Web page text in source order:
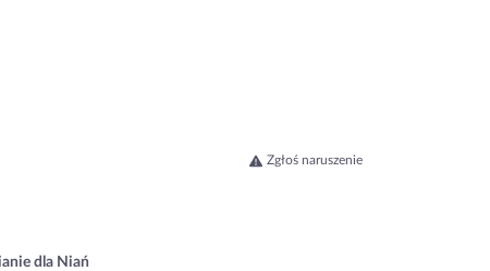
Zgłoś naruszenie
dla Niań